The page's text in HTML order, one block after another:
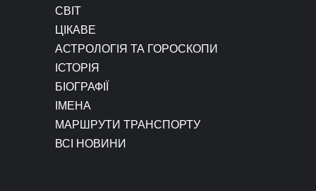
СВІТ
ЦІКАВЕ
АСТРОЛОГІЯ ТА ГОРОСКОПИ
ІСТОРІЯ
БІОГРАФІЇ
ІМЕНА
МАРШРУТИ ТРАНСПОРТУ
ВСІ НОВИНИ